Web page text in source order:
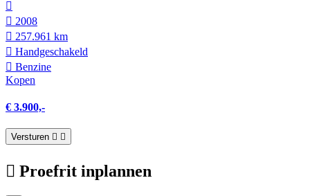
2008
257.961 km
Hand­geschakeld
Benzine
Kopen
€ 3.900,-
Versturen
Proefrit inplannen